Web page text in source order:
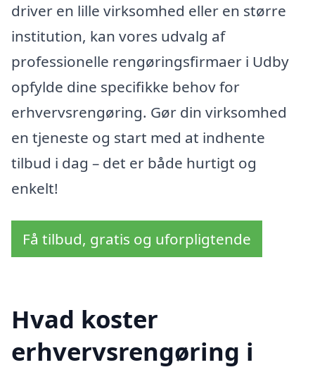
driver en lille virksomhed eller en større
institution, kan vores udvalg af
professionelle rengøringsfirmaer i Udby
opfylde dine specifikke behov for
erhvervsrengøring. Gør din virksomhed
en tjeneste og start med at indhente
tilbud i dag – det er både hurtigt og
enkelt!
Få tilbud, gratis og uforpligtende
Hvad koster
erhvervsrengøring i